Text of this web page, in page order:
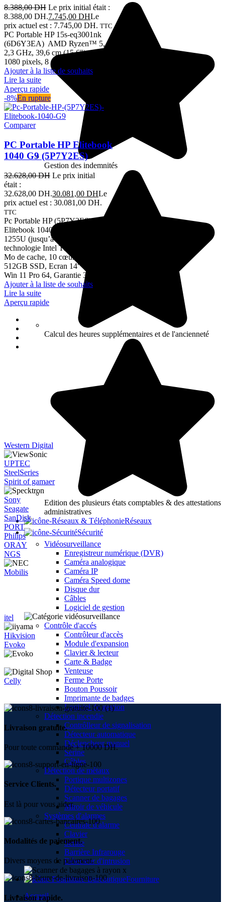
Gestion des indemnités
Calcul des heures supplémentaires et de l'ancienneté
Edition des plusieurs états comptables & des attestations
administratives
Réseaux
Sécurité
Vidéosurveillance
Enregistreur numérique (DVR)
Caméra analogique
Caméra IP
Caméra Speed dome
Disque dur
Câbles
Logiciel de gestion
Contrôle d'accés
Contrôleur d'accès
Module d'expansion
Clavier & lecteur
Carte & Badge
Venteuse
Ferme Porte
Bouton Poussoir
Imprimante de badges
Logiciel de gestion
Détection incendie
Contrôlleur de signalisation
Détecteur automatique
Déclencheur manuel
Sérine
Câbles
Détection de métaux
Portique multizones
Détecteur portatif
Scanner de bagages
Miroir de véhicule
Systèmes d'alarmes
Centrale d'alarme
Clavier
Sérine
Barrière Infrarouge
Détecteur d'intrusion
Fourniture
Accueil
8.388,00DH Le prix initial était :
8.388,00 DH.7.745,00 DHLe
prix actuel est : 7.745,00 DH. TTC
PC Portable HP 15s-eq3001nk
(6D6Y3EA) AMD Ryzen™ 5,
2,3 GHz, 39,6 cm (15.6"), 1920 x
1080 pixels, 8 Go, 512 Go
Ajouter à la liste de souhaits
Lire la suite
Aperçu rapide
-8%En rupture
Comparer
PC Portable HP Elitebook
1040 G9 (5P7Y2ES)
32.628,00DH Le prix initial
était :
32.628,00 DH.30.081,00 DHLe
prix actuel est : 30.081,00 DH.
TTC
Pc Portable HP (5P7Y2ES)
Elitebook 1040 G9 Intel Core i7-
1255U (jusqu’à 4,7 GHz avec
technologie Intel Turbo Boost, 12
Mo de cache, 10 cœurs), 16 GB,
512GB SSD, Ecran 14″ Touch,
Win 11 Pro 64, Garantie 3 ans
Ajouter à la liste de souhaits
Lire la suite
Aperçu rapide
Western Digital
UPTEC
SteelSeries
Spirit of gamaer
Sony
Seagate
SanDisk
PORT
Philips
ORAY
NGS
Mobilis
itel
Hikvision
Evoko
Celly
Livraison gratuite.
Pour toute commande + 10000 DH.
Service Clients.
Est là pour vous aider.
Modalités de paiement.
Divers moyens de paiement.
Livraison rapide.